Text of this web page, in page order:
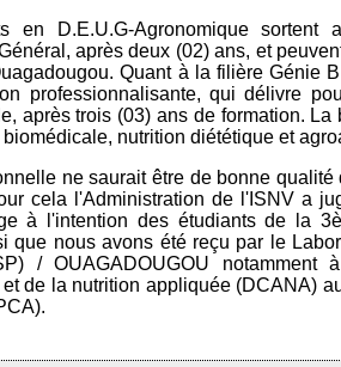
en D.E.U.G-Agronomique sortent
après deux (02) ans, et
Quant à la filière Génie
professionnalisante, qui délivre
après trois (03) ans de formation. La
nutrition diététique et
ne saurait être de bonne
cela l'Administration de l'ISNV a
à l'intention des étudiants de la
que nous avons été reçu par le
/ OUAGADOUGOU notamment
de la nutrition appliquée (DCANA)